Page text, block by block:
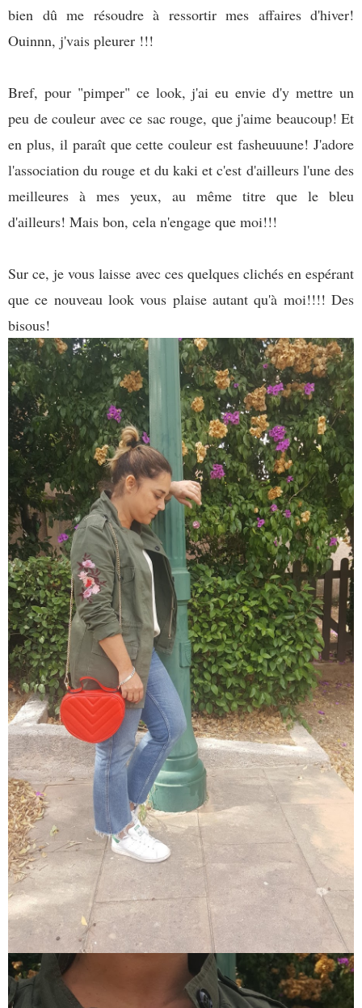
bien dû me résoudre à ressortir mes affaires d'hiver!
Ouinnn, j'vais pleurer !!!
Bref, pour "pimper" ce look, j'ai eu envie d'y mettre un
peu de couleur avec ce sac rouge, que j'aime beaucoup! Et
en plus, il paraît que cette couleur est fasheuuune! J'adore
l'association du rouge et du kaki et c'est d'ailleurs l'une des
meilleures à mes yeux, au même titre que le bleu
d'ailleurs! Mais bon, cela n'engage que moi!!!
Sur ce, je vous laisse avec ces quelques clichés en espérant
que ce nouveau look vous plaise autant qu'à moi!!!! Des
bisous!